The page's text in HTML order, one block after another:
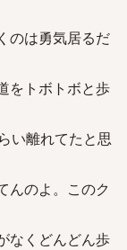
のは勇気居るだ
をトボトボと歩
い離れてたと思
んのよ。このク
なくどんどん歩